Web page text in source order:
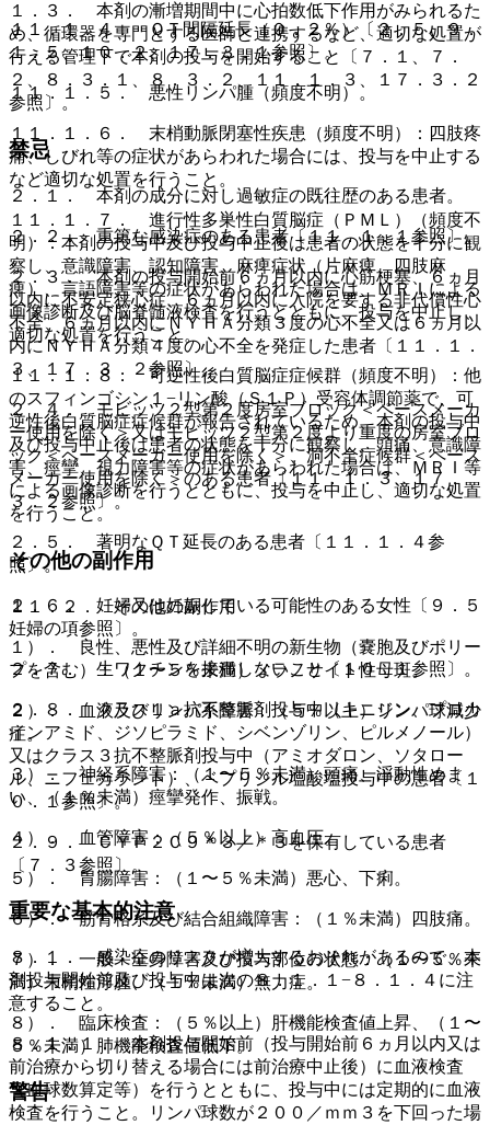
１．３． 本剤の漸増期間中に心拍数低下作用がみられるた
め、循環器を専門とする医師と連携するなど、適切な処置が
行える管理下で本剤の投与を開始すること〔７．１、７．
２、８．３．１、８．３．２、１１．１．３、１７．３．２
参照〕。
禁忌
２．１． 本剤の成分に対し過敏症の既往歴のある患者。
２．２． 重篤な感染症のある患者〔１１．１．１参照〕。
２．３． 本剤の投与開始前６ヵ月以内に心筋梗塞、６ヵ月
以内に不安定狭心症、６ヵ月以内に入院を要する非代償性心
不全、６ヵ月以内にＮＹＨＡ分類３度の心不全又は６ヵ月以
内にＮＹＨＡ分類４度の心不全を発症した患者〔１１．１．
３、１７．３．２参照〕。
２．４． モビッツ２型第２度房室ブロック＜ペースメーカ
ー使用を除く＞又はモビッツ２型第２度より重度の房室ブロ
ック＜ペースメーカー使用を除く＞、洞不全症候群＜ペース
メーカー使用を除く＞のある患者〔１１．１．３、１７．
３．２参照〕。
２．５． 著明なＱＴ延長のある患者〔１１．１．４参
照〕。
２．６． 妊婦又は妊娠している可能性のある女性〔９．５
妊婦の項参照〕。
２．７． 生ワクチンを接種しないこと〔１０．１参照〕。
２．８． クラス１ａ抗不整脈剤投与中（キニジン、プロカ
インアミド、ジソピラミド、シベンゾリン、ピルメノール）
又はクラス３抗不整脈剤投与中（アミオダロン、ソタロー
ル、ニフェカラント）、ベプリジル塩酸塩投与中の患者〔１
０．１参照〕。
２．９． ＣＹＰ２Ｃ９＊３／＊３を保有している患者
〔７．３参照〕。
重要な基本的注意
８．１． 感染症のリスクが増大するおそれがあるので、本
剤投与開始前及び投与中は次の８．１．１−８．１．４に注
意すること。
８．１．１． 本剤投与開始前（投与開始前６ヵ月以内又は
前治療から切り替える場合には前治療中止後）に血液検査
（血球数算定等）を行うとともに、投与中には定期的に血液
検査を行うこと。リンパ球数が２００／ｍｍ３を下回った場
１１．１．４． ＱＴ間隔延長（０．２％）〔２．５、９．
１．５、１０．２、１７．３．１参照〕。
１１．１．５． 悪性リンパ腫（頻度不明）。
１１．１．６． 末梢動脈閉塞性疾患（頻度不明）：四肢疼
痛、しびれ等の症状があらわれた場合には、投与を中止する
など適切な処置を行うこと。
１１．１．７． 進行性多巣性白質脳症（ＰＭＬ）（頻度不
明）：本剤の投与中及び投与中止後は患者の状態を十分に観
察し、意識障害、認知障害、麻痺症状（片麻痺、四肢麻
痺）、言語障害等の症状があらわれた場合は、ＭＲＩによる
画像診断及び脳脊髄液検査を行うとともに、投与を中止し、
適切な処置を行うこと。
１１．１．８． 可逆性後白質脳症症候群（頻度不明）：他
のスフィンゴシン１−リン酸（Ｓ１Ｐ）受容体調節薬で、可
逆性後白質脳症症候群が報告されているため、本剤の投与中
及び投与中止後は患者の状態を十分に観察し、頭痛、意識障
害、痙攣、視力障害等の症状があらわれた場合は、ＭＲＩ等
による画像診断を行うとともに、投与を中止し、適切な処置
を行うこと。
その他の副作用
１１．２． その他の副作用
１）． 良性、悪性及び詳細不明の新生物（嚢胞及びポリー
プを含む）：（１〜５％未満）メラノサイト性母斑。
２）． 血液及びリンパ系障害：（５％以上）リンパ球減少
症。
３）． 神経系障害：（１〜５％未満）頭痛、浮動性めま
い、（１％未満）痙攣発作、振戦。
４）． 血管障害：（５％以上）高血圧。
５）． 胃腸障害：（１〜５％未満）悪心、下痢。
６）． 筋骨格系及び結合組織障害：（１％未満）四肢痛。
７）． 一般・全身障害及び投与部位の状態：（１〜５％未
満）末梢性浮腫、（１％未満）無力症。
８）． 臨床検査：（５％以上）肝機能検査値上昇、（１〜
５％未満）肺機能検査値低下。
警告